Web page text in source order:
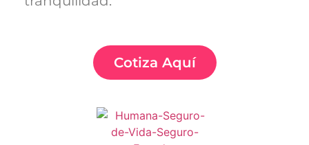
Cotiza Aquí